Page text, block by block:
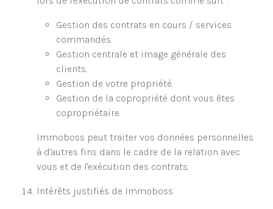
Gestion des contrats en cours / services
commandés.
Gestion centrale et image générale des
clients.
Gestion de votre propriété.
Gestion de la copropriété dont vous êtes
copropriétaire.
Immoboss peut traiter vos données personnelles
à d'autres fins dans le cadre de la relation avec
vous et de l'exécution des contrats.
Intérêts justifiés de Immoboss